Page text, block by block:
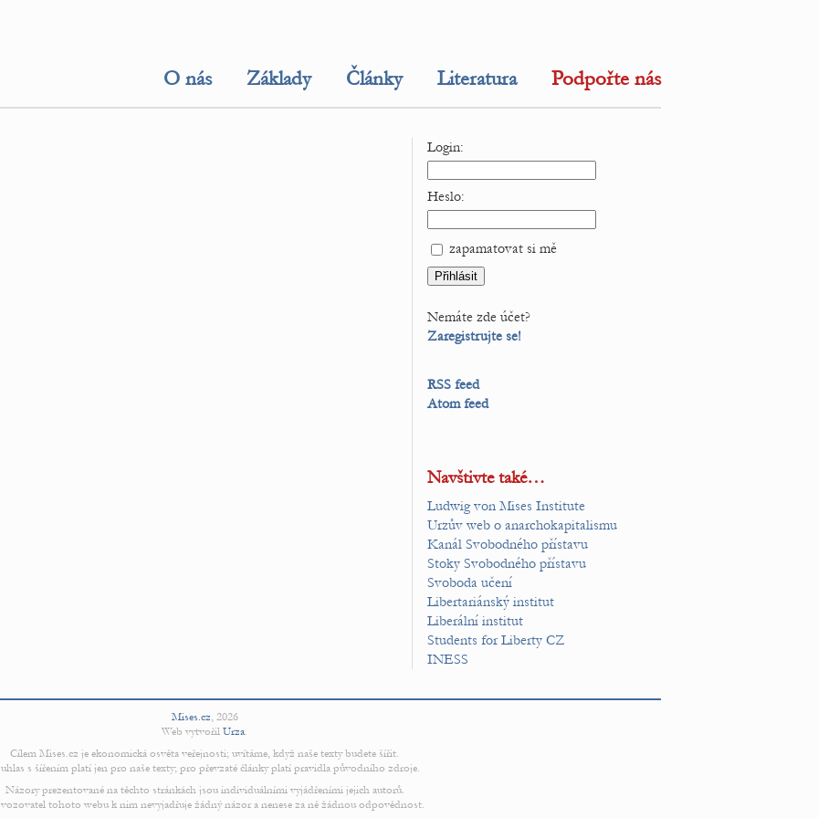
O nás Základy Články Literatura Podpořte nás
Login:
Heslo:
zapamatovat si mě
Nemáte zde účet?
Zaregistrujte se!
RSS feed
Atom feed
Navštivte také…
Ludwig von Mises Institute
Urzův web o anarchokapitalismu
Kanál Svobodného přístavu
Stoky Svobodného přístavu
Svoboda učení
Libertariánský institut
Liberální institut
Students for Liberty CZ
INESS
Mises.cz, 2026
Web vytvořil Urza.
Cílem Mises.cz je ekonomická osvěta veřejnosti; uvítáme, když naše texty budete šířit.
s šířením platí jen pro naše texty; pro převzaté články platí pravidla původního zdroje.
Názory prezentované na těchto stránkách jsou individuálními vyjádřeními jejich autorů.
tohoto webu k nim nevyjadřuje žádný názor a nenese za ně žádnou odpovědnost.